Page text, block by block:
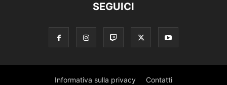
SEGUICI
Informativa sulla privacy Contatti